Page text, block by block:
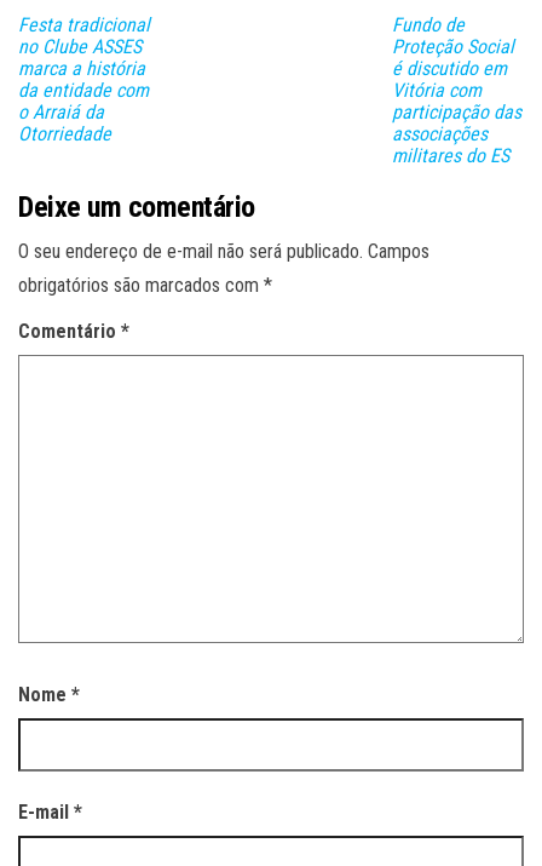
Festa tradicional
no Clube ASSES
marca a história
da entidade com
o Arraiá da
Otorriedade
Fundo de
Proteção Social
é discutido em
Vitória com
participação das
associações
militares do ES
Deixe um comentário
O seu endereço de e-mail não será publicado. Campos
obrigatórios são marcados com *
Comentário *
Nome *
E-mail *